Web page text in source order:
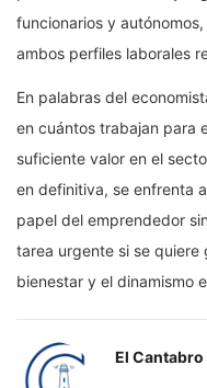
funcionarios y
ambos perfiles laborales
En palabras del
en cuántos trabajan para
suficiente valor en el
en definitiva, se enfrenta
papel del emprendedor
tarea urgente si se
bienestar y el dinamismo
El Cantabro